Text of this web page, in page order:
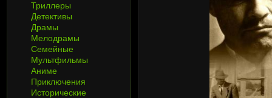
Триллеры
Детективы
Драмы
Мелодрамы
Семейные
Мультфильмы
Аниме
Приключения
Исторические